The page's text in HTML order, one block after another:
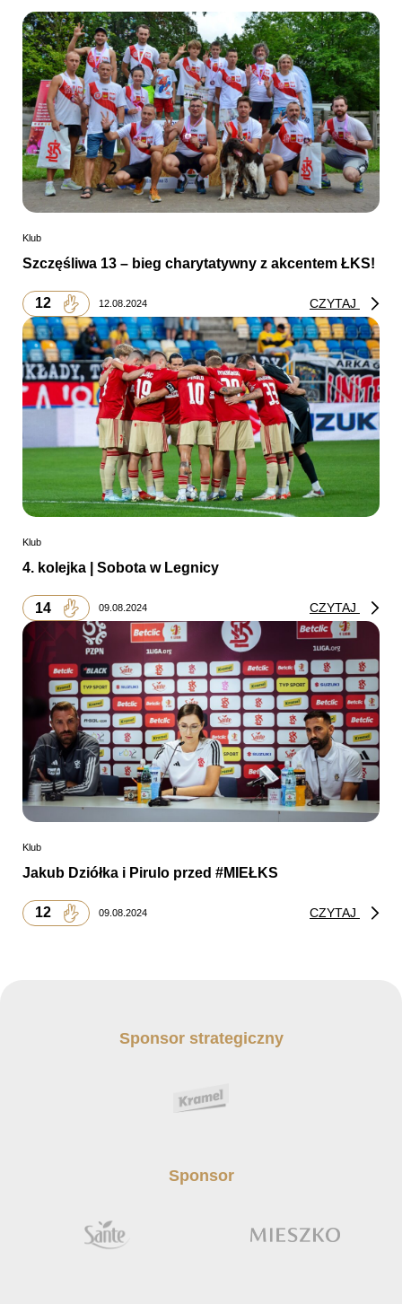
Klub
Szczęśliwa 13 – bieg charytatywny z akcentem ŁKS!
12 12.08.2024 CZYTAJ
Klub
4. kolejka | Sobota w Legnicy
14 09.08.2024 CZYTAJ
Klub
Jakub Dziółka i Pirulo przed #MIEŁKS
12 09.08.2024 CZYTAJ
Sponsor strategiczny
Sponsor